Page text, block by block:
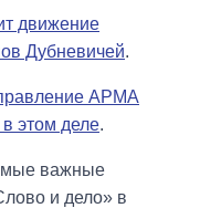
движение
Дубневичей.
АРМА
этом деле.
важные
и дело» в